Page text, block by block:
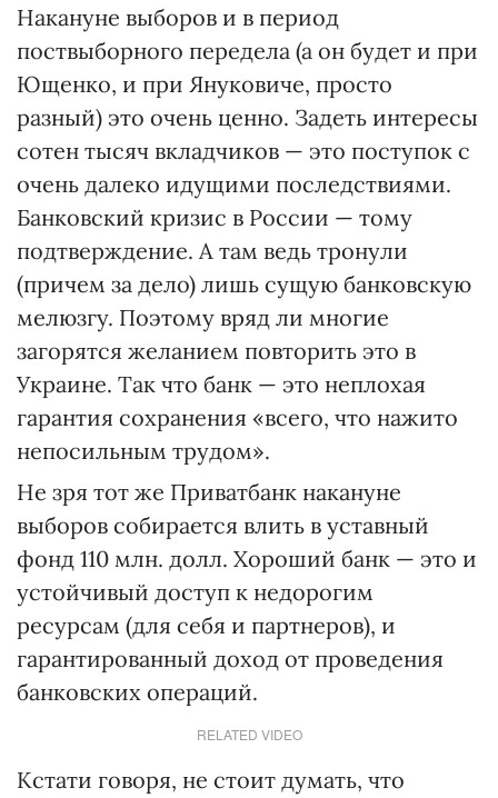
Накануне выборов и в период
поствыборного передела (а он будет и при
Ющенко, и при Януковиче, просто
разный) это очень ценно. Задеть интересы
сотен тысяч вкладчиков — это поступок с
очень далеко идущими последствиями.
Банковский кризис в России — тому
подтверждение. А там ведь тронули
(причем за дело) лишь сущую банковскую
мелюзгу. Поэтому вряд ли многие
загорятся желанием повторить это в
Украине. Так что банк — это неплохая
гарантия сохранения «всего, что нажито
непосильным трудом».
Не зря тот же Приватбанк накануне
выборов собирается влить в уставный
фонд 110 млн. долл. Хороший банк — это и
устойчивый доступ к недорогим
ресурсам (для себя и партнеров), и
гарантированный доход от проведения
банковских операций.
RELATED VIDEO
Кстати говоря, не стоит думать, что